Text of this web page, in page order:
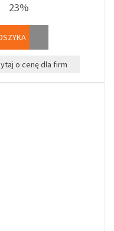
23%
o cenę dla firm